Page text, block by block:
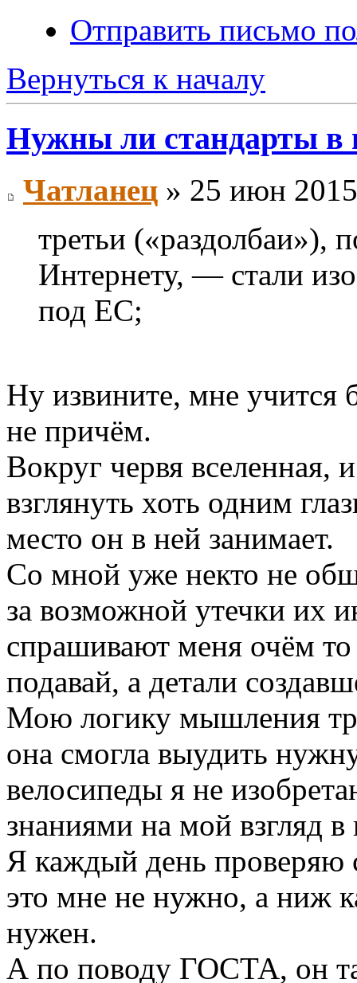
Отправить письмо
Вернуться к началу
Нужны ли стандарты в
Чатланец » 25 июн
третьи («раздолбаи»),
Интернету, — стали
под ЕС;
Ну извините, мне учится
не причём.
Вокруг червя вселенная,
взглянуть хоть одним
место он в ней занимает.
Со мной уже некто не
за возможной утечки их
спрашивают меня очём то
подавай, а детали
Мою логику мышления
она смогла выудить
велосипеды я не
знаниями на мой взгляд
Я каждый день проверяю
это мне не нужно, а ниж
нужен.
А по поводу ГОСТА, он